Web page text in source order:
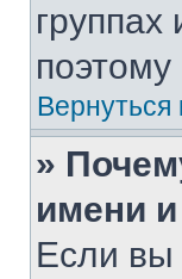
группах
Вернуться
»
имени
Если вы